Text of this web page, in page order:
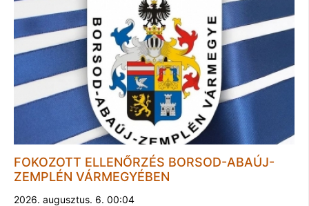
FOKOZOTT ELLENŐRZÉS BORSOD-ABAÚJ-
ZEMPLÉN VÁRMEGYÉBEN
2026. augusztus. 6. 00:04